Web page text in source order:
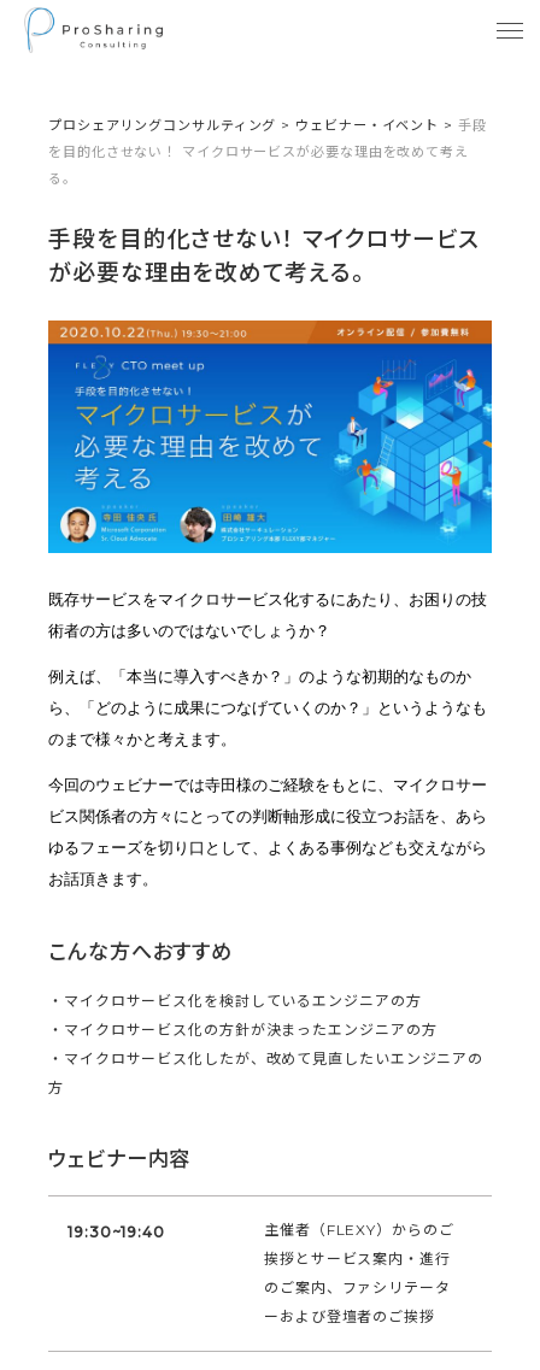
プロシェアリングコンサルティング > ウェビナー・イベント > 手段
を目的化させない！ マイクロサービスが必要な理由を改めて考え
る。
手段を目的化させない！ マイクロサービス
が必要な理由を改めて考える。
既存サービスをマイクロサービス化するにあたり、お困りの技
術者の方は多いのではないでしょうか？
例えば、「本当に導入すべきか？」のような初期的なものか
ら、「どのように成果につなげていくのか？」というようなも
のまで様々かと考えます。
今回のウェビナーでは寺田様のご経験をもとに、マイクロサー
ビス関係者の方々にとっての判断軸形成に役立つお話を、あら
ゆるフェーズを切り口として、よくある事例なども交えながら
お話頂きます。
こんな方へおすすめ
・マイクロサービス化を検討しているエンジニアの方
・マイクロサービス化の方針が決まったエンジニアの方
・マイクロサービス化したが、改めて見直したいエンジニアの
方
ウェビナー内容
19:30~19:40
主催者（FLEXY）からのご
挨拶とサービス案内・進行
のご案内、ファシリテータ
ーおよび登壇者のご挨拶